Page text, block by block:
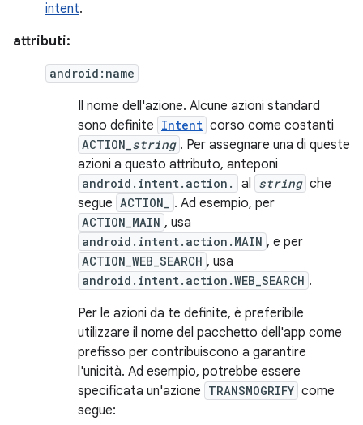
intent.
attributi:
android:name
Il nome dell'azione. Alcune azioni standard
sono definite Intent corso come costanti
ACTION_ string . Per assegnare una di queste
azioni a questo attributo, anteponi
android.intent.action. al string che
segue ACTION_ . Ad esempio, per
ACTION_MAIN , usa
android.intent.action.MAIN , e per
ACTION_WEB_SEARCH , usa
android.intent.action.WEB_SEARCH .
Per le azioni da te definite, è preferibile
utilizzare il nome del pacchetto dell'app come
prefisso per contribuiscono a garantire
l'unicità. Ad esempio, potrebbe essere
specificata un'azione TRANSMOGRIFY come
segue: